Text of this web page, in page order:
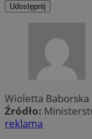
Udostępnij
Wioletta Baborska
Źródło:
reklama